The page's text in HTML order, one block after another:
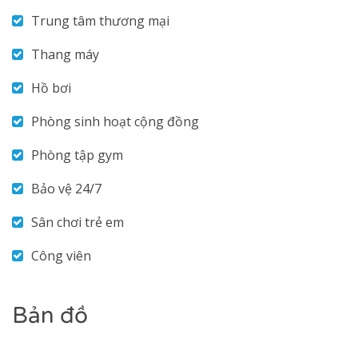
Phối cảnh Dự án D'lusso
VỊ TRÍ DỰ ÁN D'LUSSO
cạnh dòng sông xanh mát, liền kề đại lộ Mai Chí Thọ - Nút
Trung tâm thương mại
Thang máy
Hồ bơi
Phòng sinh hoạt cộng đồng
Phòng tập gym
Bảo vệ 24/7
Sân chơi trẻ em
Công viên
Bản đồ